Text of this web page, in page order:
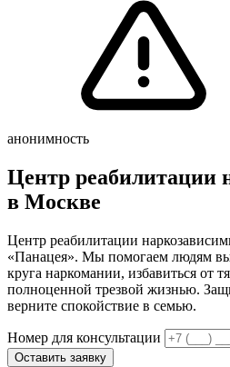
анонимность
Центр реабилитации
в Москве
Центр реабилитации
«Панацея». Мы помогаем людям
круга наркомании, избавиться от
полноценной трезвой жизнью.
верните спокойствие в семью.
Номер для консультации
Оставить заявку